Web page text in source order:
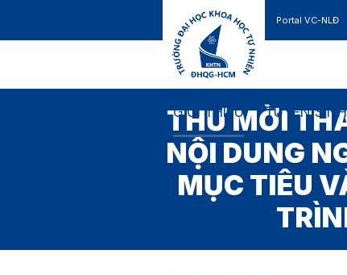
Portal VC-NLĐ
GIỚI THIỆU TUYỂN SINH
THƯ MỜI
NỘI DUNG
MỤC TIÊU